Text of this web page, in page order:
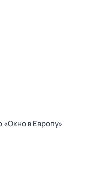
«Окно в Европу»